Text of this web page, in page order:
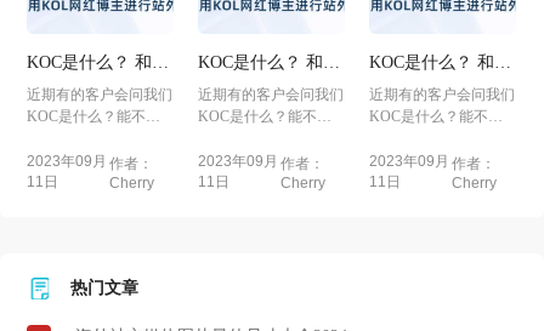
KOC是什么？ 和
KOL有什么区别？
跨境卖家要不要做
KOC营销？
近期有的客户会问我们
KOC是什么？能不能
2023年09月
11日
作者：
Cherry
KOC是什么？ 和
KOL有什么区别？
跨境卖家要不要做
KOC营销？
近期有的客户会问我们
KOC是什么？能不能
2023年09月
11日
作者：
Cherry
KOC是什么？ 和
KOL有什么区别？
跨境卖家要不要做
KOC营销？
近期有的客户会问我们
KOC是什么？能不能
2023年09月
11日
作者：
Cherry
热门文章